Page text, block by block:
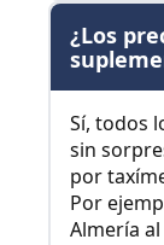
¿Los
Sí, todos
sin
por
Por
Almería